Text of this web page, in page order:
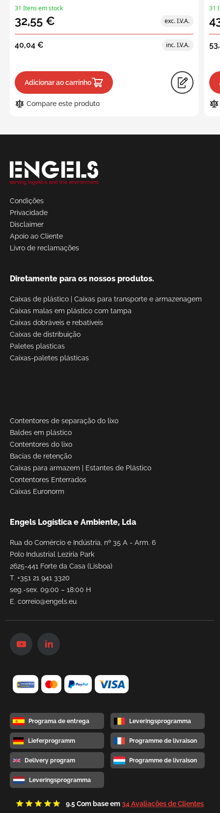
31 Itens em stock
32,55 €
40,04 €
Adicionar ao carrinho
Compare este produto
31
um
Condições
Privacidade
Disclaimer
Apoio ao Cliente
Livro de reclamações
Diretamente para os nossos produtos.
Caixas de plástico
Caixas para transporte e armazenagem
Caixas malas em plástico com tampa
Caixas dobráveis e rebatíveis
Caixas de distribuição
Paletes plasticas
Caixas-paletes plásticas
Contentores de separação do lixo
Baldes em plástico
Contentores do lixo
Bacias de retenção
Caixas para armazem
Estantes de Plástico
Contentores Enterrados
Caixas Euronorm
Engels Logística e Ambiente, Lda
Rua do Comércio e Indústria, nº 35 A - Arm. 6
Polo Industrial Lezíria Park
2625-441 Forte da Casa (Lisboa)
T. +351 21 941 3320
seg.-sex. 09:00 – 18:00 H
E. correio@engels.eu
Programa de entrega Leveringsprogramma
Lieferprogramm Programme de livraison
Delivery program Programme de livraison
Leveringsprogramma
9.5Com base em34 Avaliações de Clientes